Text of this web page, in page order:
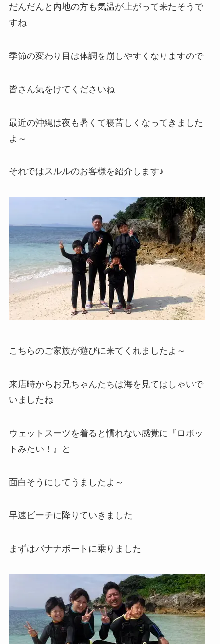
だんだんと内地の方も気温が上がって来たそうで
すね
季節の変わり目は体調を崩しやすくなりますので
皆さん気をけてくださいね
最近の沖縄は夜も暑くて寝苦しくなってきました
よ～
それではスルルのお客様を紹介します♪
こちらのご家族が遊びに来てくれましたよ～
来店時からお兄ちゃんたちは海を見てはしゃいで
いましたね
ウェットスーツを着ると慣れない感覚に『ロボッ
トみたい！』と
面白そうにしてうましたよ～
早速ビーチに降りていきました
まずはバナナボートに乗りました